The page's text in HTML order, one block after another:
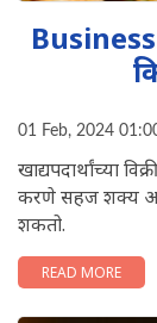
01 Feb, 2024
खाद्यपदार्थांच्या
करणे सहज शक्य
शकतो.
READ MORE